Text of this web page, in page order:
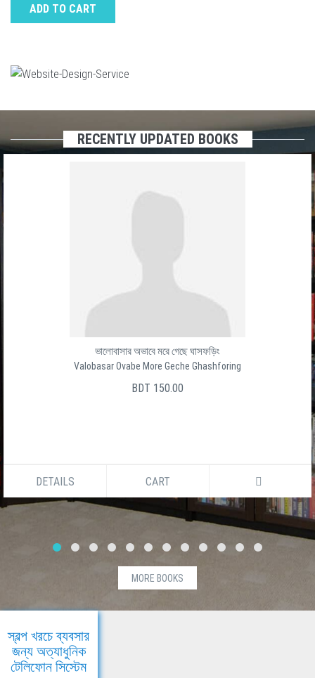
ADD TO CART
RECENTLY UPDATED BOOKS
ভালোবাসার অভাবে মরে গেছে ঘাসফড়িং
Valobasar Ovabe More Geche Ghashforing
BDT 150.00
DETAILS CART
MORE BOOKS
স্বল্প খরচে ব্যবসার
জন্য অত্যাধুনিক
টেলিফোন সিস্টেম